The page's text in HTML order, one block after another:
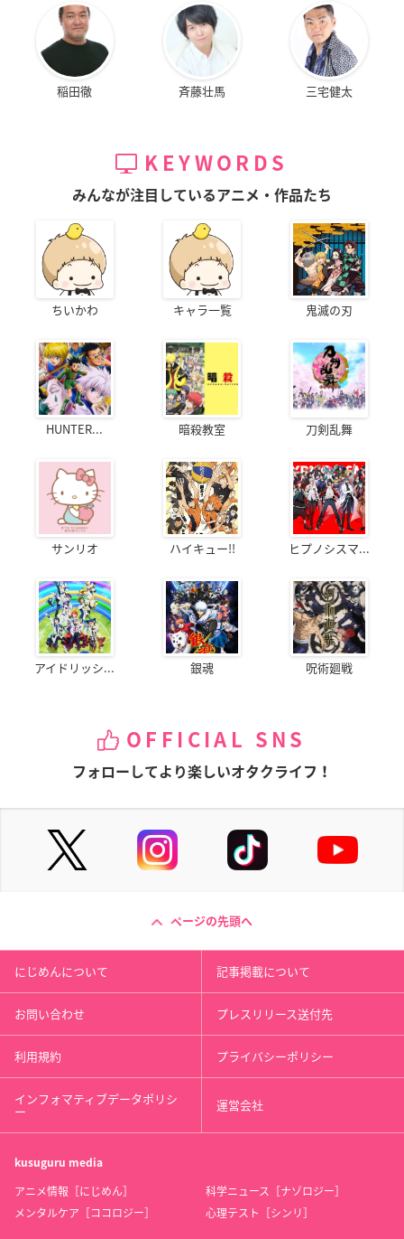
稲田徹 斉藤壮馬 三宅健太
KEYWORDS
みんなが注目しているアニメ・作品たち
ちいかわ キャラ一覧 鬼滅の刃
HUNTER... 暗殺教室 刀剣乱舞
サンリオ ハイキュー!! ヒプノシスマ...
アイドリッシ... 銀魂 呪術廻戦
OFFICIAL SNS
フォローしてより楽しいオタクライフ！
ページの先頭へ
にじめんについて 記事掲載について
お問い合わせ プレスリリース送付先
利用規約 プライバシーポリシー
インフォマティブデータポリシ
ー 運営会社
kusuguru media
アニメ情報［にじめん］
科学ニュース［ナゾロジー］
メンタルケア［ココロジー］
心理テスト［シンリ］